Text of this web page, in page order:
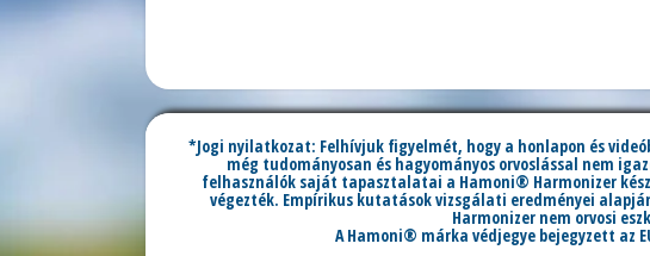
*Jogi nyilatkozat: Felhívjuk figyelmét, hogy a honlapon és
még tudományosan és hagyományos orvoslással nem
felhasználók saját tapasztalatai a Hamoni® Harmonizer
végezték. Empírikus kutatások vizsgálati eredményei
Harmonizer nem orvosi
A Hamoni® márka védjegye bejegyzett az